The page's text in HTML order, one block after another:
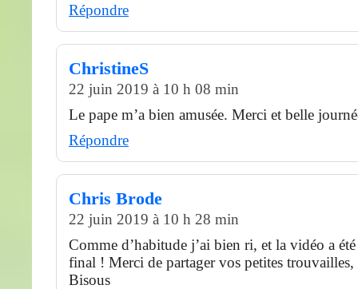
Répondre
ChristineS
22 juin 2019 à 10 h 08 min
Le pape m’a bien amusée. Merci et belle
Répondre
Chris Brode
22 juin 2019 à 10 h 28 min
Comme d’habitude j’ai bien ri, et la vidéo a
final ! Merci de partager vos petites
Bisous